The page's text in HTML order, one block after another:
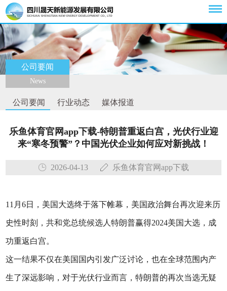
公司要闻
News
公司要闻 行业动态 媒体报道
乐鱼体育官网app下载-特朗普重返白宫，光伏行业迎
来“寒冬预警”？中国光伏企业如何应对新挑战！
2026-04-13 乐鱼体育官网app下载
11月6日，美国大选终于落下帷幕，美国政治舞台再次迎来历
史性时刻，共和党总统候选人特朗普赢得2024美国大选，成
功重返白宫。
这一结果不仅在美国国内引发广泛讨论，也在全球范围内产
生了深远影响，对于光伏行业而言，特朗普的再次当选无疑